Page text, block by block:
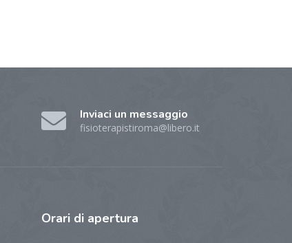
Inviaci un messaggio
fisioterapistiroma@libero.it
Orari di apertura